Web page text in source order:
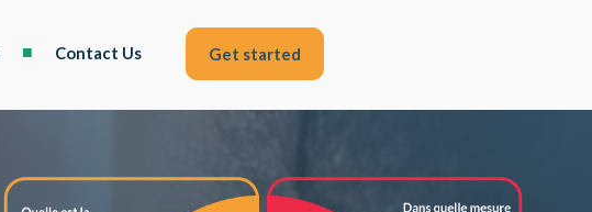
Contact Us Get started